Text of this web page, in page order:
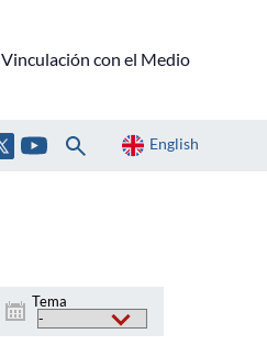
Vinculación con el Medio
English
Tema